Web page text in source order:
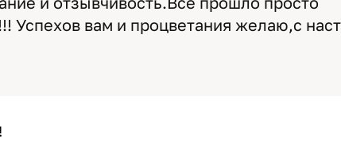
Успехов вам и процветания желаю,с